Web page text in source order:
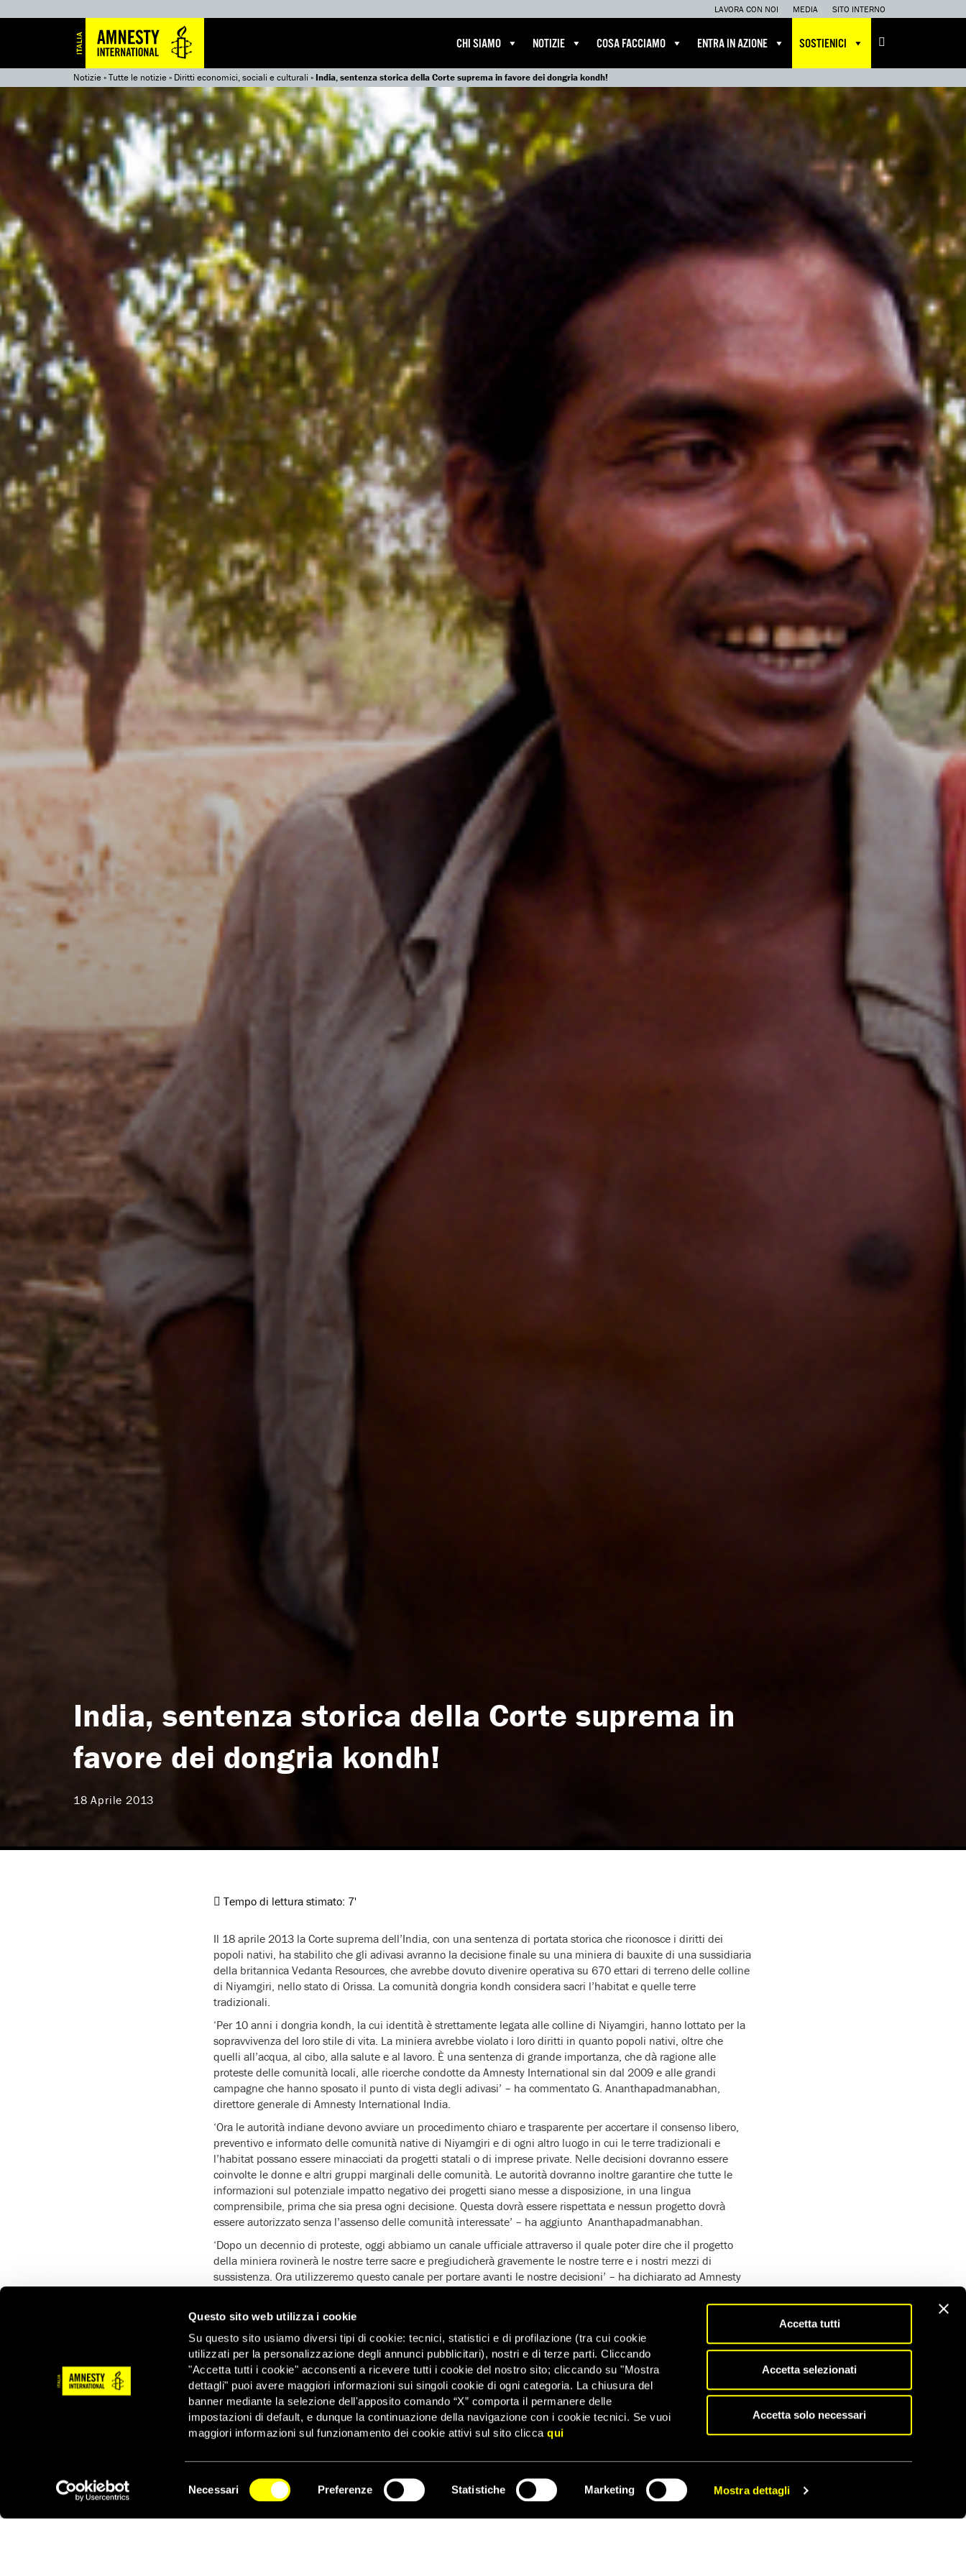
Questo sito web utilizza i cookie
Su questo sito usiamo diversi tipi di cookie: tecnici, statistici e di profilazione (tra cui cookie
utilizzati per la personalizzazione degli annunci pubblicitari), nostri e di terze parti. Cliccando
"Accetta tutti i cookie" acconsenti a ricevere tutti i cookie del nostro sito; cliccando su "Mostra
dettagli" puoi avere maggiori informazioni sui singoli cookie di ogni categoria. La chiusura del
banner mediante la selezione dell'apposito comando “X” comporta il permanere delle
impostazioni di default, e dunque la continuazione della navigazione con i cookie tecnici. Se vuoi
maggiori informazioni sul funzionamento dei cookie attivi sul sito cliccaqui
del
Necessari Preferenze Statistiche Marketing Mostra dettagli
Accetta tutti
Accetta selezionati
Accetta solo necessari
LAVORA CON NOI MEDIA SITO INTERNO
CHI SIAMO NOTIZIE COSA FACCIAMO ENTRA IN AZIONE SOSTIENICI
Notizie»Tutte le notizie» Diritti economici, sociali e culturali »India, sentenza storica della Corte suprema in favore dei dongria kondh!
India, sentenza storica della Corte suprema in
favore dei dongria kondh!
18 Aprile 2013
Tempo di lettura stimato: 7'
Il 18 aprile 2013 la Corte suprema dell’India, con una sentenza di portata storica che riconosce i diritti dei
popoli nativi, ha stabilito che gli adivasi avranno la decisione finale su una miniera di bauxite di una sussidiaria
della britannica Vedanta Resources, che avrebbe dovuto divenire operativa su 670 ettari di terreno delle colline
di Niyamgiri, nello stato di Orissa. La comunità dongria kondh considera sacri l’habitat e quelle terre
tradizionali.
‘Per 10 anni i dongria kondh, la cui identità è strettamente legata alle colline di Niyamgiri, hanno lottato per la
sopravvivenza del loro stile di vita. La miniera avrebbe violato i loro diritti in quanto popoli nativi, oltre che
quelli all’acqua, al cibo, alla salute e al lavoro. È una sentenza di grande importanza, che dà ragione alle
proteste delle comunità locali, alle ricerche condotte da Amnesty International sin dal 2009 e alle grandi
campagne che hanno sposato il punto di vista degli adivasi’ – ha commentato G. Ananthapadmanabhan,
direttore generale di Amnesty International India.
‘Ora le autorità indiane devono avviare un procedimento chiaro e trasparente per accertare il consenso libero,
preventivo e informato delle comunità native di Niyamgiri e di ogni altro luogo in cui le terre tradizionali e
l’habitat possano essere minacciati da progetti statali o di imprese private. Nelle decisioni dovranno essere
coinvolte le donne e altri gruppi marginali delle comunità. Le autorità dovranno inoltre garantire che tutte le
informazioni sul potenziale impatto negativo dei progetti siano messe a disposizione, in una lingua
comprensibile, prima che sia presa ogni decisione. Questa dovrà essere rispettata e nessun progetto dovrà
essere autorizzato senza l’assenso delle comunità interessate’ – ha aggiunto Ananthapadmanabhan.
‘Dopo un decennio di proteste, oggi abbiamo un canale ufficiale attraverso il quale poter dire che il progetto
della miniera rovinerà le nostre terre sacre e pregiudicherà gravemente le nostre terre e i nostri mezzi di
sussistenza. Ora utilizzeremo questo canale per portare avanti le nostre decisioni’ – ha dichiarato ad Amnesty
International Lado Sikaka, uno dei leader dei dongria kondh di Niyamgiri.
‘Sollecitiamo le autorità a portare avanti questo processo in modo libero e sincero, senza lasciarsi intimidire
dalle imprese o dai paramilitari presenti nella zona di Niyamgiri, alla presenza delle organizzazioni
internazionali per i diritti umani e, come ha stabilito la Corte suprema, di un ufficiale giudiziario’ – ha fatto eco
Kumiti Majhi, leader della comunità majhi kondh, che si trova ai piedi delle colline.
La Corte suprema ha stabilito che i gram sabha (le assemblee costituite dagli adulti votanti) di due villaggi
dovranno decidere se il progetto si ripercuoterà, in qualunque modo, sui loro diritti religiosi e culturali,
compreso il diritto di svolgere i riti religiosi, e su ogni reclamo singolo o collettivo, compresi quelli futuri,
sull’area designata per lo sviluppo della miniera. Le assemblee dovranno svolgersi in modo indipendente e
essere comunicate entro tre mesi al ministero dell’Ambiente e delle foreste.
Questo ministero, nell’agosto 2010, aveva rifiutato il progetto della Sterlite India (una sussidiaria della Vedanta
Resources) e dell’azienda statale indiana Orissa Mining Corporation, di estrarre bauxite dalle cime delle colline
di Niyamgiri, dopo aver verificato che quel progetto avrebbe violato in modo massiccio le leggi sull’ambiente e
NEWSLETTER ISCRIVITI CONDIVIDI